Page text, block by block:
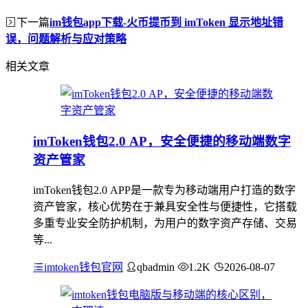
下一篇im钱包app下载-火币提币到 imToken 显示地址错
误，问题解析与应对策略
相关文章
imToken钱包2.0 AP，安全便捷的移动端数字
资产管家
imToken钱包2.0 APP是一款专为移动端用户打造的数字
资产管家，核心优势在于兼具安全性与便捷性，它搭载
多重专业安全防护机制，为用户的数字资产存储、交易
等...
imtoken钱包官网 qbadmin 1.2K 2026-08-07